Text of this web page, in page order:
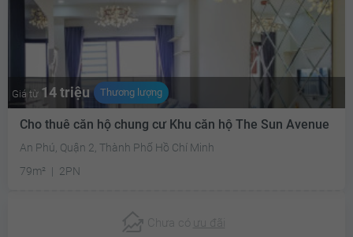
Giá từ 14 triệu Thương lượng
Cho thuê căn hộ chung cư Khu căn hộ The Sun Avenue
An Phú, Quận 2, Thành Phố Hồ Chí Minh
79m²
2PN
Chưa có ưu đãi